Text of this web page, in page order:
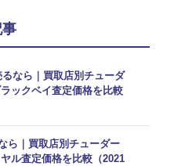
るなら｜買取店別チューダ
ックベイ査定価格を比較
ら｜買取店別チューダー
ル査定価格を比較（2021